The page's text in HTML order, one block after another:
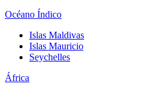
Océano Índico
Islas Maldivas
Islas Mauricio
Seychelles
África